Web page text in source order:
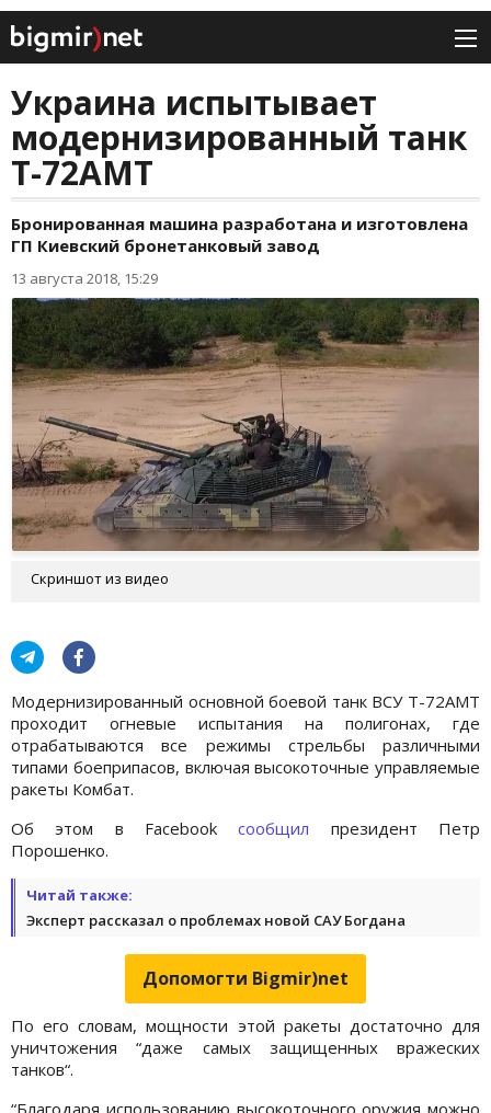
Украина испытывает
модернизированный танк
Т-72АМТ
Бронированная машина разработана и изготовлена
ГП Киевский бронетанковый завод
13 августа 2018, 15:29
Скриншот из видео
Модернизированный основной боевой танк ВСУ Т-72АМТ
проходит огневые испытания на полигонах, где
отрабатываются все режимы стрельбы различными
типами боеприпасов, включая высокоточные управляемые
ракеты Комбат.
Об этом в Facebookсообщил президент Петр
Порошенко.
Читай также:
Эксперт рассказал о проблемах новой САУ Богдана
Допомогти Bigmir)net
По его словам, мощности этой ракеты достаточно для
уничтожения “даже самых защищенных вражеских
танков“.
“Благодаря использованию высокоточного оружия можно